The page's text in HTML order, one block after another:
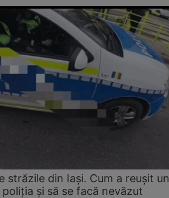
străzile din Iași. Cum a reușit un
și să se facă nevăzut